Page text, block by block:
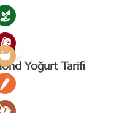
Yoğurt Tarifi